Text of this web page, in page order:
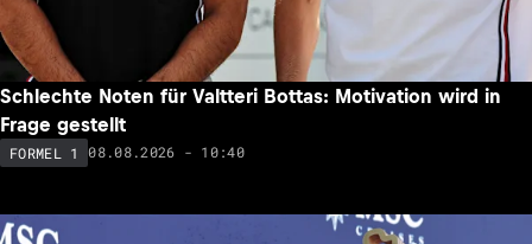
Schlechte Noten für Valtteri Bottas: Motivation wird in
Frage gestellt
FORMEL 1 08.08.2026 - 10:40